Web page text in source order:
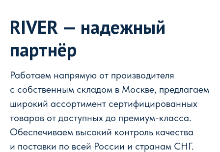
RIVER — надежный
партнёр
Работаем напрямую от производителя
с собственным складом в Москве, предлагаем
широкий ассортимент сертифицированных
товаров от доступных до премиум-класса.
Обеспечиваем высокий контроль качества
и поставки по всей России и странам СНГ.